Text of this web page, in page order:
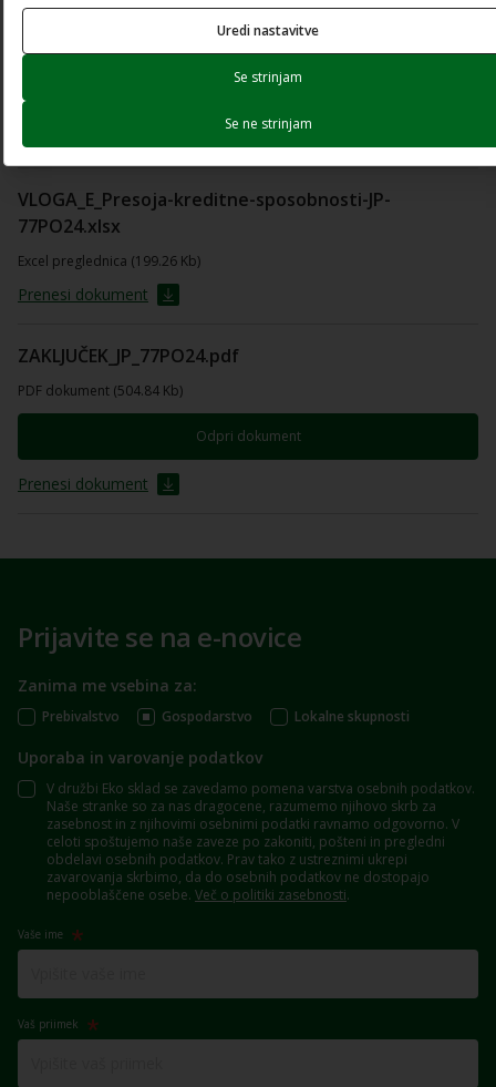
VLOGA_D_Predlog-zavarovanja-
Excel preglednica (38.81 Kb)
VLOGA_E_Presoja-kreditne-sposobnosti-JP-
77PO24.xlsx
Excel preglednica (199.26 Kb)
Prenesi dokument
ZAKLJUČEK_JP_77PO24.pdf
PDF dokument (504.84 Kb)
Odpri dokument
Prenesi dokument
Prijavite se na e-novice
Zanima me vsebina za:
Prebivalstvo Gospodarstvo Lokalne skupnosti
Uporaba in varovanje podatkov
V družbi Eko sklad se zavedamo pomena varstva osebnih podatkov.
Naše stranke so za nas dragocene, razumemo njihovo skrb za
zasebnost in z njihovimi osebnimi podatki ravnamo odgovorno. V
celoti spoštujemo naše zaveze po zakoniti, pošteni in pregledni
obdelavi osebnih podatkov. Prav tako z ustreznimi ukrepi
zavarovanja skrbimo, da do osebnih podatkov ne dostopajo
nepooblaščene osebe. Več o politiki zasebnosti.
Vaše ime
Vaš priimek
Uredi nastavitve
Se strinjam
Se ne strinjam